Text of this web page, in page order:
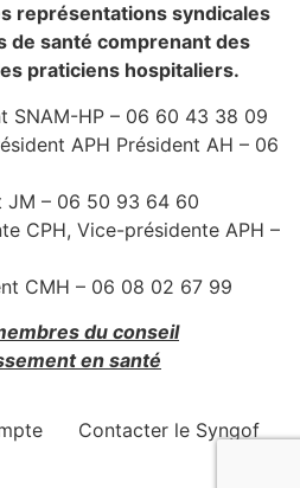
représentations syndicales
de santé comprenant des
praticiens hospitaliers.
SNAM-HP – 06 60 43 38 09
APH Président AH – 06
JM – 06 50 93 64 60
CPH, Vice-présidente APH –
CMH – 06 08 02 67 99
du conseil
en santé
Contacter le Syngof